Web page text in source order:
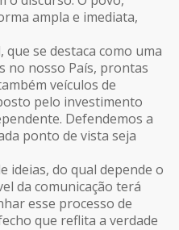
ampla e imediata,
se destaca como uma
no nosso País, prontas
veículos de
pelo investimento
Defendemos a
ponto de vista seja
ideias, do qual depende o
da comunicação terá
esse processo de
que reflita a verdade